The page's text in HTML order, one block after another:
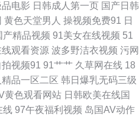
轮 日屄视频国产 一区美女 TS人妖调教
影片 综合激情av av午夜看片视频 国产
人成人在线视频 97伊人豆花 成人综合
亚州日韩欧美 91精品豆花 国产肏逼
电影 日韩成人第一页 国产日韩
黄色天堂男人 操视频免费91 日
产精品视频 91美女在线视频 51
线观看资源 波多野洁衣视频 污网
拍视频91 91艹艹 久草网在线 18
精品一区二区 韩日爆乳无码三级
黄色观看网站 日韩欧美在线国
线 97午夜福利视频 岛国AV动作